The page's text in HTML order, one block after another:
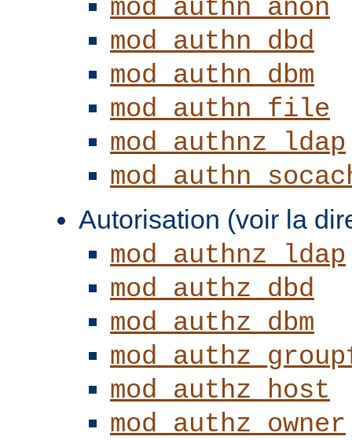
mod_authn_anon
mod_authn_dbd
mod_authn_dbm
mod_authn_file
mod_authnz_ldap
Autorisation (voir la
mod_authnz_ldap
mod_authz_dbd
mod_authz_dbm
mod_authz_host
mod_authz_owner